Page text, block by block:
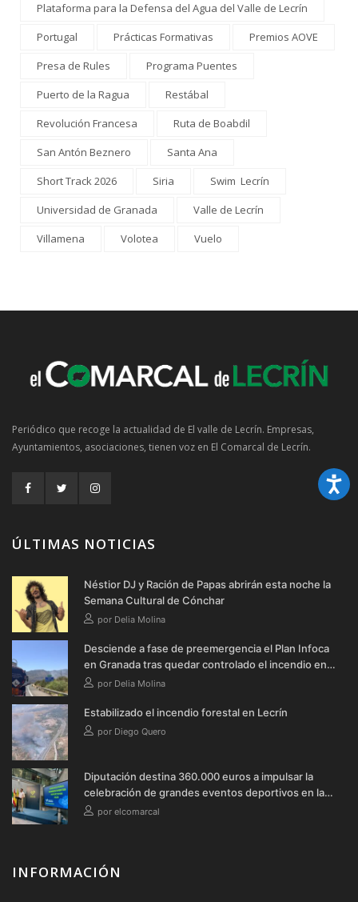
Plataforma para la Defensa del Agua del Valle de Lecrín
Portugal
Prácticas Formativas
Premios AOVE
Presa de Rules
Programa Puentes
Puerto de la Ragua
Restábal
Revolución Francesa
Ruta de Boabdil
San Antón Beznero
Santa Ana
Short Track 2026
Siria
Swim Lecrín
Universidad de Granada
Valle de Lecrín
Villamena
Volotea Vuelo
Periódico que recoge la actualidad de El valle de Lecrín. Empresas,
Ayuntamientos, asociaciones, tienen voz en El Comarcal de Lecrín.
ÚLTIMAS NOTICIAS
Néstior DJ y Ración de Papas abrirán esta noche la
Semana Cultural de Cónchar
por Delia Molina
Desciende a fase de preemergencia el Plan Infoca
en Granada tras quedar controlado el incendio en
Lecrínpor Delia Molina
Estabilizado el incendio forestal en Lecrín
por Diego Quero
Diputación destina 360.000 euros a impulsar la
celebración de grandes eventos deportivos en la
provincia durante 2026
por elcomarcal
INFORMACIÓN